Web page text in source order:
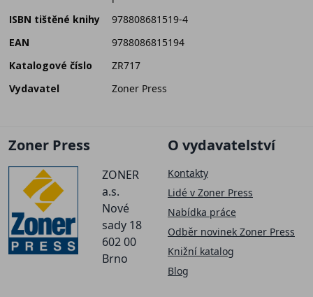
ISBN tištěné knihy
978808681519-4
EAN
9788086815194
Katalogové číslo
ZR717
Vydavatel
Zoner Press
Zoner Press
ZONER
a.s.
Nové
sady 18
602 00
Brno
O vydavatelství
Kontakty
Lidé v Zoner Press
Nabídka práce
Odběr novinek Zoner Press
Knižní katalog
Blog